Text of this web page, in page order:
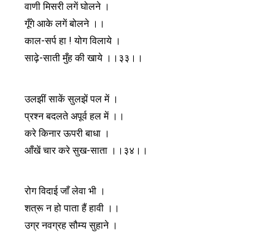
वाणी मिसरी लगें घोलने ।
गूँगे आके लगें बोलने ।।
काल-सर्प हा ! योग विलाये ।
साढ़े-साती मुँह की खाये ।।३३।।
उलझीं साकें सुलझें पल में ।
प्रश्न बदलते अपूर्व हल में ।।
करे किनार ऊपरी बाधा ।
आँखें चार करे सुख-साता ।।३४।।
रोग विदाई जाँ लेवा भी ।
शत्रू न हो पाता हैं हावी ।।
उग्र नवग्रह सौम्य सुहाने ।